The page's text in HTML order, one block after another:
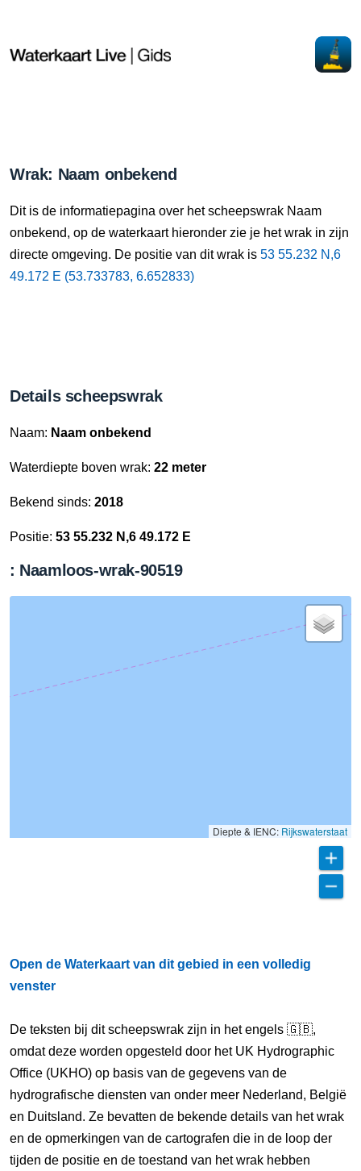
Wrak: Naam onbekend
Dit is de informatiepagina over het scheepswrak Naam
onbekend, op de waterkaart hieronder zie je het wrak in zijn
directe omgeving. De positie van dit wrak is 53 55.232 N,6
49.172 E (53.733783, 6.652833)
Details scheepswrak
Naam: Naam onbekend
Waterdiepte boven wrak: 22 meter
Bekend sinds: 2018
Positie: 53 55.232 N,6 49.172 E
: Naamloos-wrak-90519
Diepte & IENC: Rijkswaterstaat
Open de Waterkaart van dit gebied in een volledig
venster
De teksten bij dit scheepswrak zijn in het engels 🇬🇧,
omdat deze worden opgesteld door het UK Hydrographic
Office (UKHO) op basis van de gegevens van de
hydrografische diensten van onder meer Nederland, België
en Duitsland. Ze bevatten de bekende details van het wrak
en de opmerkingen van de cartografen die in de loop der
tijden de positie en de toestand van het wrak hebben